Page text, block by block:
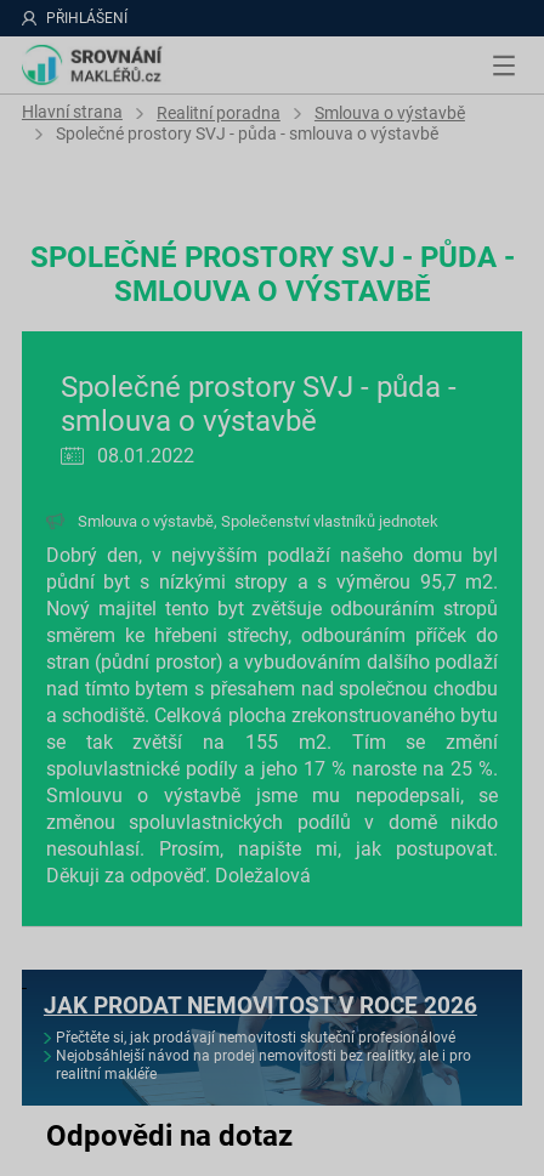
PŘIHLÁŠENÍ
Hlavní strana Realitní poradna
Smlouva o výstavbě
Společné prostory SVJ - půda - smlouva o výstavbě
SPOLEČNÉ PROSTORY SVJ - PŮDA -
SMLOUVA O VÝSTAVBĚ
Společné prostory SVJ - půda -
smlouva o výstavbě
08.01.2022
Smlouva o výstavbě, Společenství vlastníků jednotek
Dobrý den, v nejvyšším podlaží našeho domu byl
půdní byt s nízkými stropy a s výměrou 95,7 m2.
Nový majitel tento byt zvětšuje odbouráním stropů
směrem ke hřebeni střechy, odbouráním příček do
stran (půdní prostor) a vybudováním dalšího podlaží
nad tímto bytem s přesahem nad společnou chodbu
a schodiště. Celková plocha zrekonstruovaného bytu
se tak zvětší na 155 m2. Tím se změní
spoluvlastnické podíly a jeho 17 % naroste na 25 %.
Smlouvu o výstavbě jsme mu nepodepsali, se
změnou spoluvlastnických podílů v domě nikdo
nesouhlasí. Prosím, napište mi, jak postupovat.
Děkuji za odpověď. Doležalová
JAK PRODAT NEMOVITOST V ROCE 2026
Přečtěte si, jak prodávají nemovitosti skuteční profesionálové
Nejobsáhlejší návod na prodej nemovitosti bez realitky, ale i pro
realitní makléře
Odpovědi na dotaz